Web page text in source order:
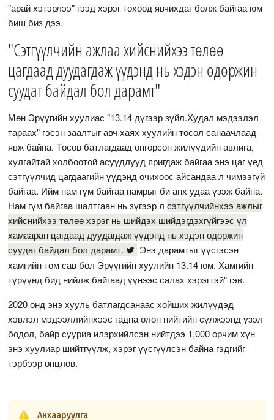
"арай хэтэрлээ" гээд хэрэг тохоод явчихдаг болж байгаа юм
биш биз дээ.
"Сэтгүүлчийн ажлаа хийснийхээ төлөө
цагдаад дуудагдаж үүдэнд нь хэдэн өдөржин
суудаг байдал бол дарамт"
Мөн Эрүүгийн хуулиас "13.14 дүгээр зүйл.Худал мэдээлэл
тараах" гэсэн заалтыг авч хаях хуулийн төсөл санаачлаад
явж байна. Төсөв батлагдаад өнгөрсөн жилүүдийн авлига,
хулгайтай холбоотой асуудлууд яригдаж байгаа энэ цаг үед
сэтгүүлчид цагдаагийн үүдэнд очихоос айсандаа л чимээгүй
байгаа. Ийм нам гүм байгаа намрыг би анх удаа үзэж байна.
Нам гүм байгаа шалтгаан нь зүгээр лсэтгүүлчийнхээ ажлыг
хийснийхээ төлөө хэрэг нь шийдэх шийдэгдэхгүйгээс үл
хамааран цагдаад дуудагдаж үүдэнд нь хэдэн өдөржин
суудаг байдал бол дарамт.
Энэ дарамтыг үүсгэсэн
хамгийн том сав бол Эрүүгийн хуулийн 13.14 юм. Хамгийн
түрүүнд бид нийлж байгаад үүнээс салах хэрэгтэй" гэв.
2020 онд энэ хууль батлагдсанаас хойших жилүүдэд
хэвлэл мэдээллийнхээс гадна олон нийтийн сүлжээнд үзэл
бодол, байр сууриа илэрхийлсэн нийтдээ 1,000 орчим хүн
энэ хуулиар шийтгүүлж, хэрэг үүсгүүлсэн байна гэдгийг
тэрбээр онцлов.
Анхааруулга